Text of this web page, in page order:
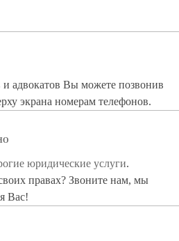
и адвокатов Вы можете позвонив
экрана номерам телефонов.
юридические услуги.
правах? Звоните нам, мы
Вас!